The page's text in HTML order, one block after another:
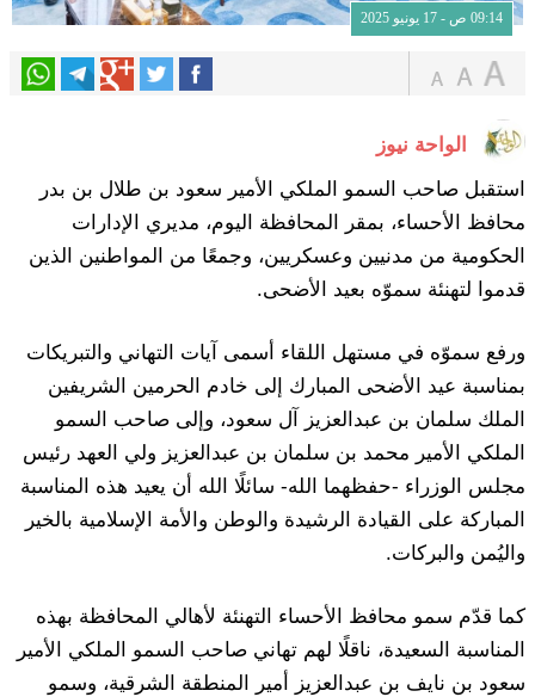
09:14 ص - 17 يونيو 2025
الواحة نيوز
استقبل صاحب السمو الملكي الأمير سعود بن طلال بن بدر
محافظ الأحساء، بمقر المحافظة اليوم، مديري الإدارات
الحكومية من مدنيين وعسكريين، وجمعًا من المواطنين الذين
قدموا لتهنئة سموّه بعيد الأضحى.
ورفع سموّه في مستهل اللقاء أسمى آيات التهاني والتبريكات
بمناسبة عيد الأضحى المبارك إلى خادم الحرمين الشريفين
الملك سلمان بن عبدالعزيز آل سعود، وإلى صاحب السمو
الملكي الأمير محمد بن سلمان بن عبدالعزيز ولي العهد رئيس
مجلس الوزراء -حفظهما الله- سائلًا الله أن يعيد هذه المناسبة
المباركة على القيادة الرشيدة والوطن والأمة الإسلامية بالخير
واليُمن والبركات.
كما قدّم سمو محافظ الأحساء التهنئة لأهالي المحافظة بهذه
المناسبة السعيدة، ناقلًا لهم تهاني صاحب السمو الملكي الأمير
سعود بن نايف بن عبدالعزيز أمير المنطقة الشرقية، وسمو